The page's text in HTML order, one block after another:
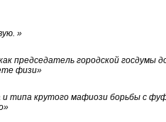
»
председатель городской госдумы
физи»
и типа крутого мафиози борьбы с
»